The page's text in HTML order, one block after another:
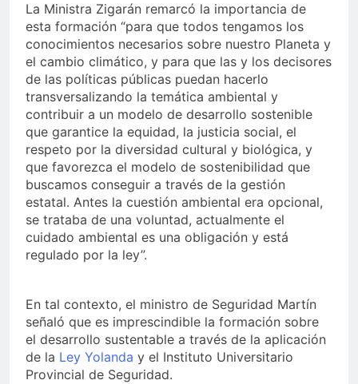
La Ministra Zigarán remarcó la importancia de
esta formación “para que todos tengamos los
conocimientos necesarios sobre nuestro Planeta y
el cambio climático, y para que las y los decisores
de las políticas públicas puedan hacerlo
transversalizando la temática ambiental y
contribuir a un modelo de desarrollo sostenible
que garantice la equidad, la justicia social, el
respeto por la diversidad cultural y biológica, y
que favorezca el modelo de sostenibilidad que
buscamos conseguir a través de la gestión
estatal. Antes la cuestión ambiental era opcional,
se trataba de una voluntad, actualmente el
cuidado ambiental es una obligación y está
regulado por la ley”.
En tal contexto, el ministro de Seguridad Martín
señaló que es imprescindible la formación sobre
el desarrollo sustentable a través de la aplicación
de la Ley Yolanda y el Instituto Universitario
Provincial de Seguridad.